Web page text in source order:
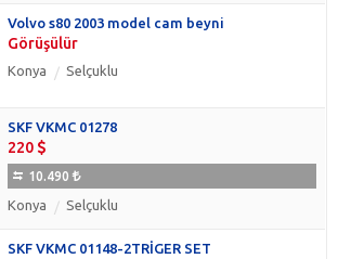
Volvo s80 2003 model cam beyni
Görüşülür
Konya Selçuklu
SKF VKMC 01278
220
10.490
Konya Selçuklu
SKF VKMC 01148-2TRİGER SET